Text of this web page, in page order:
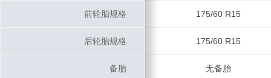
前轮胎规格 175/60 R15
后轮胎规格 175/60 R15
备胎 无备胎
前轮胎规格
后轮胎规格
备胎